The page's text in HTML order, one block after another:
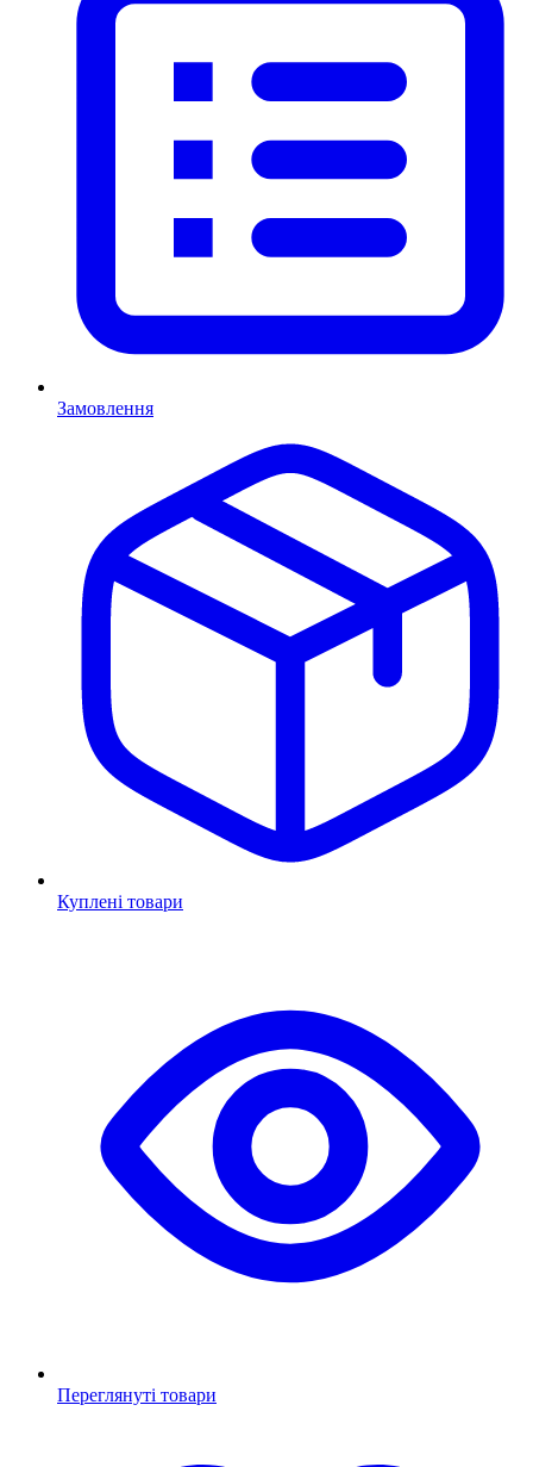
Замовлення
Куплені товари
Переглянуті товари